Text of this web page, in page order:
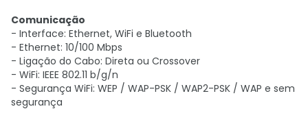
Comunicação
- Interface: Ethernet, WiFi e Bluetooth
- Ethernet: 10/100 Mbps
- Ligação do Cabo: Direta ou Crossover
- WiFi: IEEE 802.11 b/g/n
- Segurança WiFi: WEP / WAP-PSK / WAP2-PSK / WAP e sem
segurança